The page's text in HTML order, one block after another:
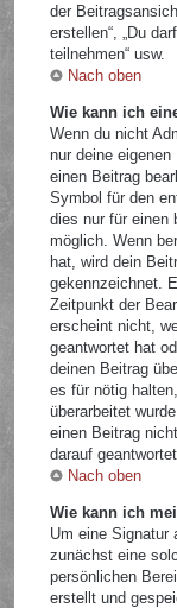
der
erstellen“, „Du
teilnehmen“ usw.
Nach oben
Wie kann ich
Wenn du nicht
nur deine
einen Beitrag
Symbol für den
dies nur für einen
möglich. Wenn
hat, wird dein
gekennzeichnet.
Zeitpunkt der
erscheint nicht,
geantwortet hat
deinen Beitrag
es für nötig
überarbeitet
einen Beitrag
darauf
Nach oben
Wie kann ich
Um eine Signatur
zunächst eine
persönlichen
erstellt und